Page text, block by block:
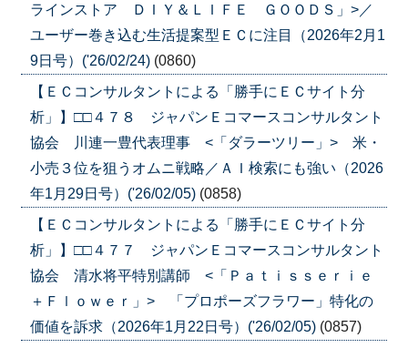
ラインストア ＤＩＹ＆ＬＩＦＥ ＧＯＯＤＳ」>／
ユーザー巻き込む生活提案型ＥＣに注目（2026年2月1
9日号）('26/02/24) (0860)
【ＥＣコンサルタントによる「勝手にＥＣサイト分
析」】□□４７８ ジャパンＥコマースコンサルタント
協会 川連一豊代表理事 <「ダラーツリー」> 米・
小売３位を狙うオムニ戦略／ＡＩ検索にも強い（2026
年1月29日号）('26/02/05) (0858)
【ＥＣコンサルタントによる「勝手にＥＣサイト分
析」】□□４７７ ジャパンＥコマースコンサルタント
協会 清水将平特別講師 <「Ｐａｔｉｓｓｅｒｉｅ
＋Ｆｌｏｗｅｒ」> 「プロポーズフラワー」特化の
価値を訴求（2026年1月22日号）('26/02/05) (0857)